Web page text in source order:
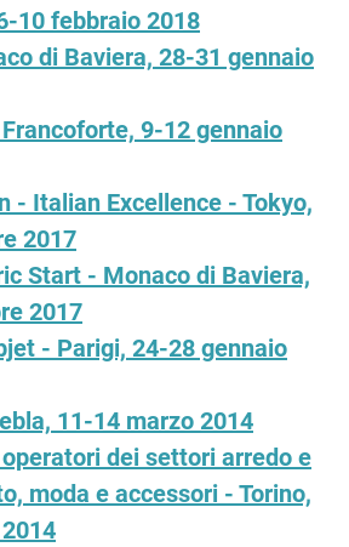
10 febbraio 2018
di Baviera, 28-31 gennaio
9-12 gennaio
- Italian Excellence - Tokyo,
2017
Start - Monaco di Baviera,
2017
- Parigi, 24-28 gennaio
11-14 marzo 2014
dei settori arredo e
moda e accessori - Torino,